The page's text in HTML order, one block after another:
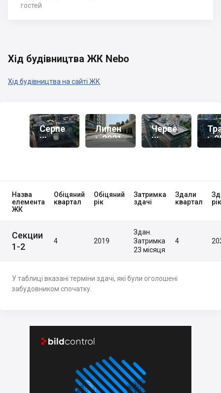
гостей
Хід будівництва ЖК Nebo
Хід будівництва на сайті ЖК
Серпе
Нь
2021
Липен
Ь 2021
Черве
Нь
2021
Ь
Назва
елемента
ЖК
Обіцяний
квартал
Обіцяний
рік
Затримка
здачі
Здали
квартал
рік
Секции
1-2
4 2019
Здан.
Затримка
23 місяця
4
У таблиці вказані терміни здачі, які були оголошені
забудовником спочатку.
 